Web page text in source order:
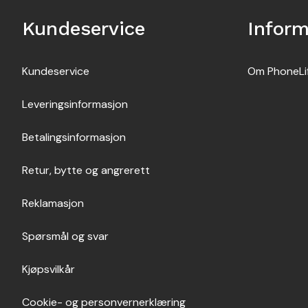
Kundeservice
Kundeservice
Leveringsinformasjon
Betalingsinformasjon
Retur, bytte og angrerett
Reklamasjon
Spørsmål og svar
Kjøpsvilkår
Cookie- og personvernerklæring
Om